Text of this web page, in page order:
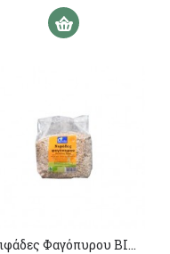
Νιφάδες Φαγόπυρου ΒΙΟ 500γρ